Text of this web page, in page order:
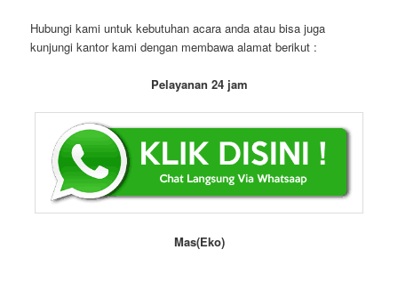
Hubungi kami untuk kebutuhan acara anda atau bisa juga
kunjungi kantor kami dengan membawa alamat berikut :
Pelayanan 24 jam
Mas(Eko)